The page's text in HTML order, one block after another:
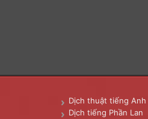
Dịch thuật tiếng Anh
Dịch tiếng Phần Lan